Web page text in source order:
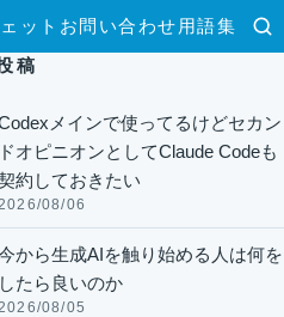
検索
ット お問い合わせ 用語集
稿
メインで使ってるけどセカン
ドオピニオンとしてClaude Codeも
約しておきたい
08/06
から生成AIを触り始める人は何を
したら良いのか
08/05